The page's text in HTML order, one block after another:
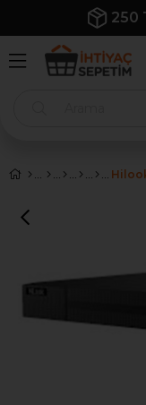
250